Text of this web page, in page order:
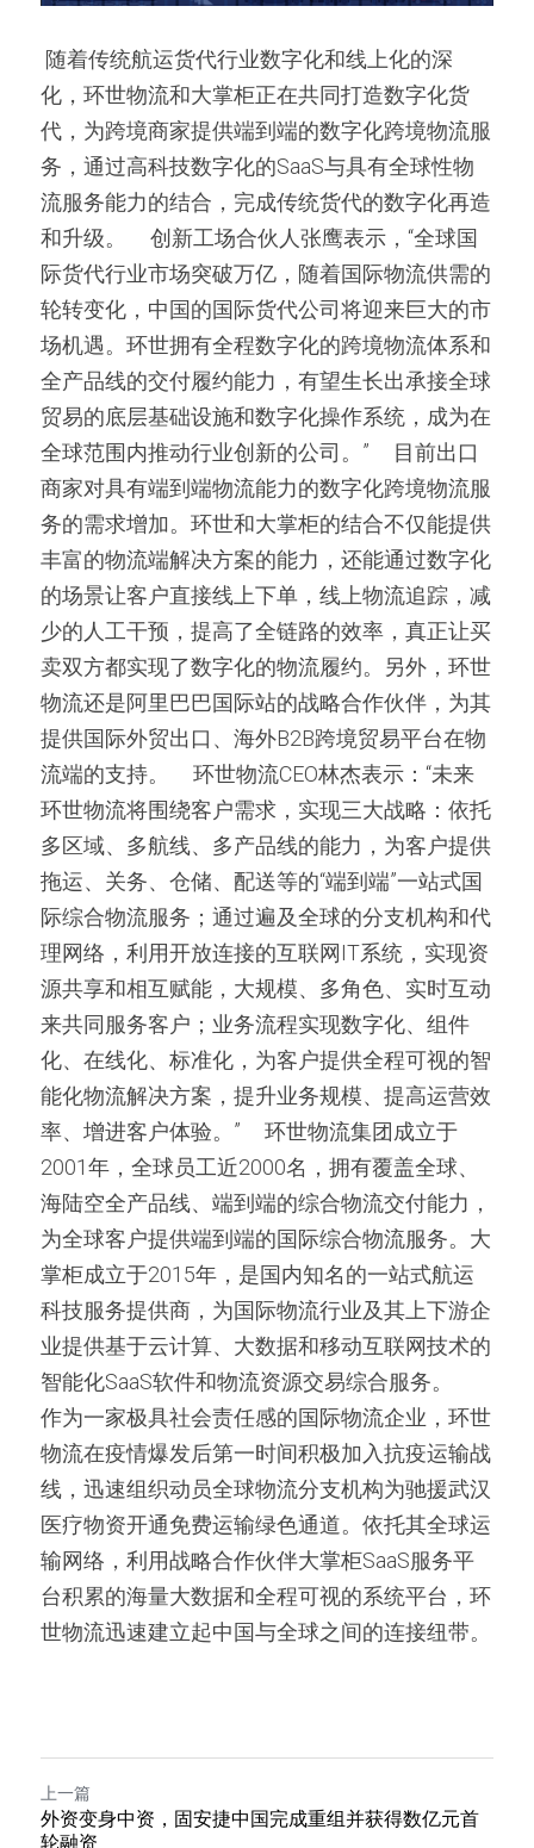
化，环世物流和大掌柜正在共同打造数字化货
代，为跨境商家提供端到端的数字化跨境物流服
务，通过高科技数字化的SaaS与具有全球性物
流服务能力的结合，完成传统货代的数字化再造
和升级。     创新工场合伙人张鹰表示，“全球国
际货代行业市场突破万亿，随着国际物流供需的
轮转变化，中国的国际货代公司将迎来巨大的市
场机遇。环世拥有全程数字化的跨境物流体系和
全产品线的交付履约能力，有望生长出承接全球
贸易的底层基础设施和数字化操作系统，成为在
全球范围内推动行业创新的公司。”     目前出口
商家对具有端到端物流能力的数字化跨境物流服
务的需求增加。环世和大掌柜的结合不仅能提供
丰富的物流端解决方案的能力，还能通过数字化
的场景让客户直接线上下单，线上物流追踪，减
少的人工干预，提高了全链路的效率，真正让买
卖双方都实现了数字化的物流履约。另外，环世
物流还是阿里巴巴国际站的战略合作伙伴，为其
提供国际外贸出口、海外B2B跨境贸易平台在物
流端的支持。     环世物流CEO林杰表示：“未来
环世物流将围绕客户需求，实现三大战略：依托
多区域、多航线、多产品线的能力，为客户提供
拖运、关务、仓储、配送等的“端到端”一站式国
际综合物流服务；通过遍及全球的分支机构和代
理网络，利用开放连接的互联网IT系统，实现资
源共享和相互赋能，大规模、多角色、实时互动
来共同服务客户；业务流程实现数字化、组件
化、在线化、标准化，为客户提供全程可视的智
能化物流解决方案，提升业务规模、提高运营效
率、增进客户体验。”     环世物流集团成立于
2001年，全球员工近2000名，拥有覆盖全球、
海陆空全产品线、端到端的综合物流交付能力，
为全球客户提供端到端的国际综合物流服务。大
掌柜成立于2015年，是国内知名的一站式航运
科技服务提供商，为国际物流行业及其上下游企
业提供基于云计算、大数据和移动互联网技术的
智能化SaaS软件和物流资源交易综合服务。
作为一家极具社会责任感的国际物流企业，环世
物流在疫情爆发后第一时间积极加入抗疫运输战
线，迅速组织动员全球物流分支机构为驰援武汉
医疗物资开通免费运输绿色通道。依托其全球运
输网络，利用战略合作伙伴大掌柜SaaS服务平
台积累的海量大数据和全程可视的系统平台，环
上一篇
外资变身中资，固安捷中国完成重组并获得数亿元首
轮融资